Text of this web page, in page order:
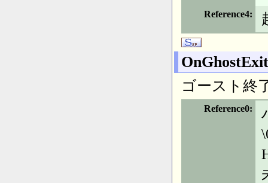
Reference4
OnGhostExit
ゴースト終
Reference0